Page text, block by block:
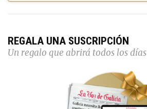
REGALA UNA SUSCRIPCIÓN
Un regalo que abrirá todos los días